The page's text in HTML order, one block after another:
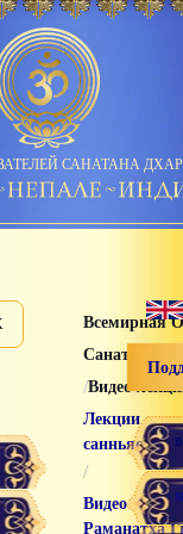
САНАТАНА
Всемирная
Санатана
/Видео
Лекции
санньяси
/
Видео
Раманатха